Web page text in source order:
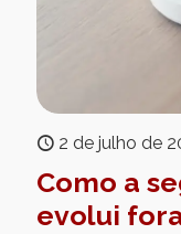
2 de julho de
Como a
evolui